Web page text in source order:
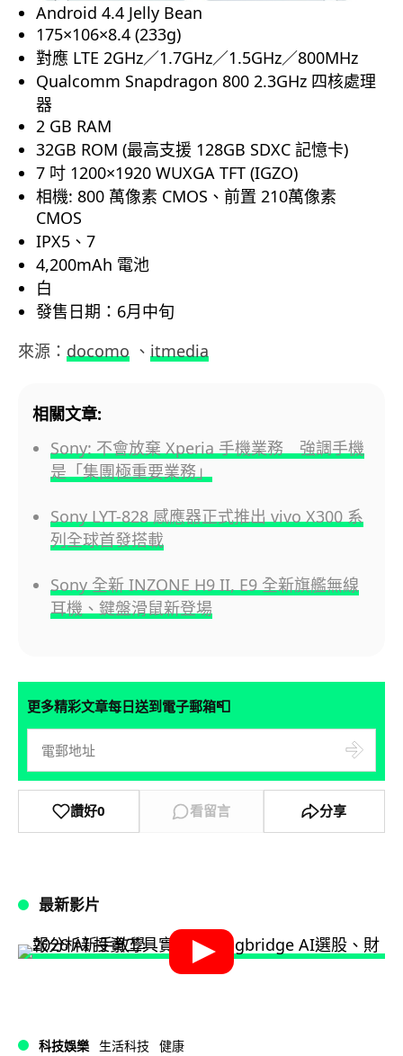
Android 4.4 Jelly Bean
175×106×8.4 (233g)
對應 LTE 2GHz／1.7GHz／1.5GHz／800MHz
Qualcomm Snapdragon 800 2.3GHz 四核處理
器
2 GB RAM
32GB ROM (最高支援 128GB SDXC 記憶卡)
7 吋 1200×1920 WUXGA TFT (IGZO)
相機: 800 萬像素 CMOS、前置 210萬像素
CMOS
IPX5、7
4,200mAh 電池
白
發售日期：6月中旬
來源： docomo 、 itmedia
相關文章:
Sony: 不會放棄 Xperia 手機業務 強調手機
是「集團極重要業務」
Sony LYT-828 感應器正式推出 vivo X300 系
列全球首發搭載
Sony 全新 INZONE H9 II, E9 全新旗艦無線
耳機、鍵盤滑鼠新登場
更多精彩文章每日送到電子郵箱📮
讚好0 看留言 分享
最新影片
科技娛樂 生活科技 健康